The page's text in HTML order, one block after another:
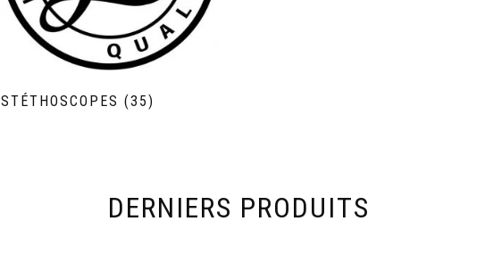
STÉTHOSCOPES(35)
DERNIERS PRODUITS